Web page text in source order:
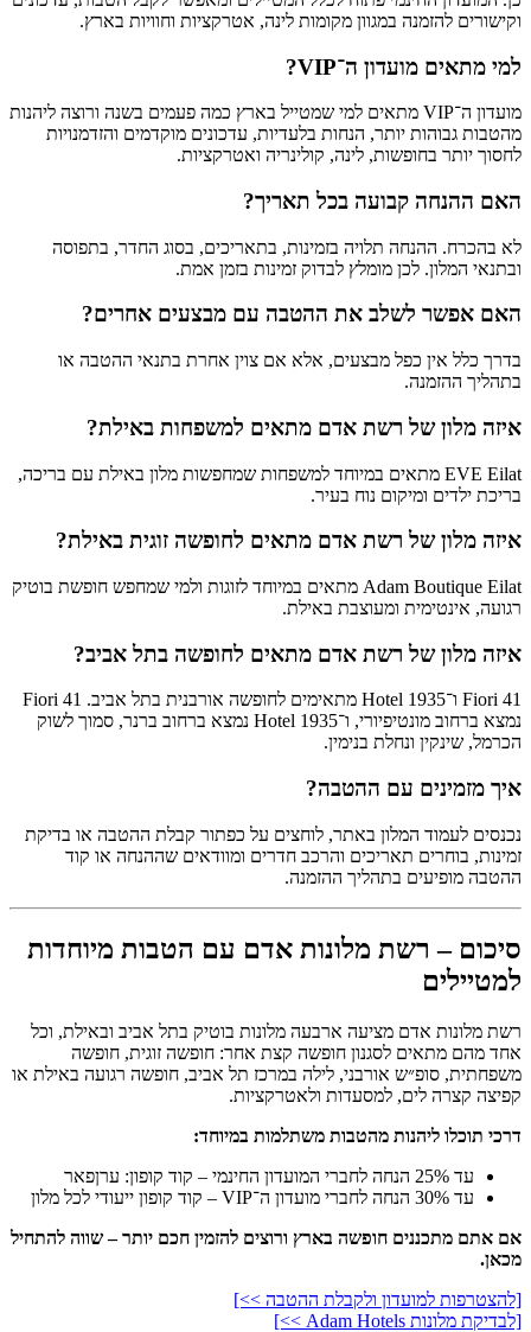
וקישורים להזמנה במגוון מקומות לינה, אטרקציות וחוויות בארץ.
למי מתאים מועדון ה־VIP?
מועדון ה־VIP מתאים למי שמטייל בארץ כמה פעמים בשנה ורוצה ליהנות
מהטבות גבוהות יותר, הנחות בלעדיות, עדכונים מוקדמים והזדמנויות
לחסוך יותר בחופשות, לינה, קולינריה ואטרקציות.
האם ההנחה קבועה בכל תאריך?
לא בהכרח. ההנחה תלויה בזמינות, בתאריכים, בסוג החדר, בתפוסה
ובתנאי המלון. לכן מומלץ לבדוק זמינות בזמן אמת.
האם אפשר לשלב את ההטבה עם מבצעים אחרים?
בדרך כלל אין כפל מבצעים, אלא אם צוין אחרת בתנאי ההטבה או
בתהליך ההזמנה.
איזה מלון של רשת אדם מתאים למשפחות באילת?
EVE Eilat מתאים במיוחד למשפחות שמחפשות מלון באילת עם בריכה,
בריכת ילדים ומיקום נוח בעיר.
איזה מלון של רשת אדם מתאים לחופשה זוגית באילת?
Adam Boutique Eilat מתאים במיוחד לזוגות ולמי שמחפש חופשת בוטיק
רגועה, אינטימית ומעוצבת באילת.
איזה מלון של רשת אדם מתאים לחופשה בתל אביב?
Fiori 41 ו־Hotel 1935 מתאימים לחופשה אורבנית בתל אביב. Fiori 41
נמצא ברחוב מונטיפיורי, ו־Hotel 1935 נמצא ברחוב ברנר, סמוך לשוק
הכרמל, שינקין ונחלת בנימין.
איך מזמינים עם ההטבה?
נכנסים לעמוד המלון באתר, לוחצים על כפתור קבלת ההטבה או בדיקת
זמינות, בוחרים תאריכים והרכב חדרים ומוודאים שההנחה או קוד
ההטבה מופיעים בתהליך ההזמנה.
סיכום – רשת מלונות אדם עם הטבות מיוחדות
למטיילים
רשת מלונות אדם מציעה ארבעה מלונות בוטיק בתל אביב ובאילת, וכל
אחד מהם מתאים לסגנון חופשה קצת אחר: חופשה זוגית, חופשה
משפחתית, סופ״ש אורבני, לילה במרכז תל אביב, חופשה רגועה באילת או
קפיצה קצרה לים, למסעדות ולאטרקציות.
דרכי תוכלו ליהנות מהטבות משתלמות במיוחד:
עד 25% הנחה לחברי המועדון החינמי – קוד קופון: ערןפאר
עד 30% הנחה לחברי מועדון ה־VIP – קוד קופון ייעודי לכל מלון
אם אתם מתכננים חופשה בארץ ורוצים להזמין חכם יותר – שווה להתחיל
מכאן.
[להצטרפות למועדון ולקבלת ההטבה >>]
[לבדיקת מלונות Adam Hotels >>]